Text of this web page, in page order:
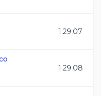
1:29.07
1:29.08